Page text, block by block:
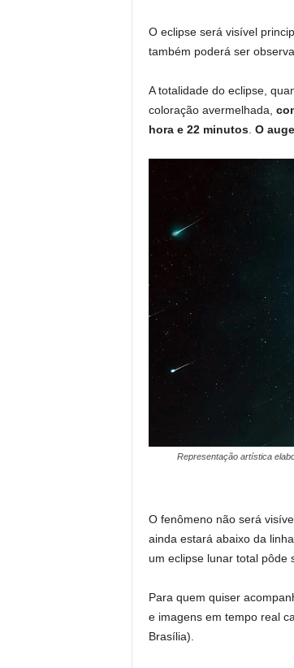
O eclipse será visível
também poderá ser
A totalidade do eclipse,
coloração avermelhada,
hora e 22 minutos. O
Representação artística
O fenômeno não será
ainda estará abaixo da
um eclipse lunar total pôde
Para quem quiser
e imagens em tempo real
Brasília).